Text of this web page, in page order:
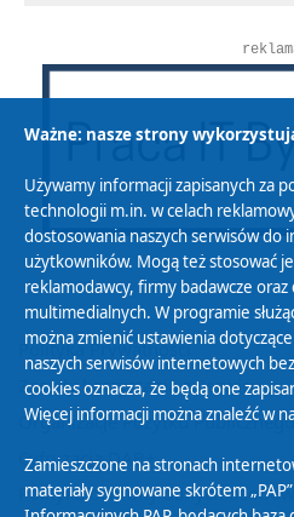
Polityka Prywatności
Zasady korzystania z Serwisu
Organizacje Pożytku Publicznego
Cyfryzacja DAB+
Polityka ochrony danych
Ważne: nasze strony
Używamy informacji zapisanych za
technologii m.in. w celach
dostosowania naszych serwisów do
użytkowników. Mogą też stosować
reklamodawcy, firmy badawcze oraz
multimedialnych. W programie
można zmienić ustawienia
naszych serwisów internetowych
cookies oznacza, że będą one
Więcej informacji można znaleźć w
Zamieszczone na stronach
materiały sygnowane skrótem